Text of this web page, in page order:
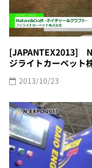
[JAPANTEX2013]
ジライトカーペット
2013/10/23